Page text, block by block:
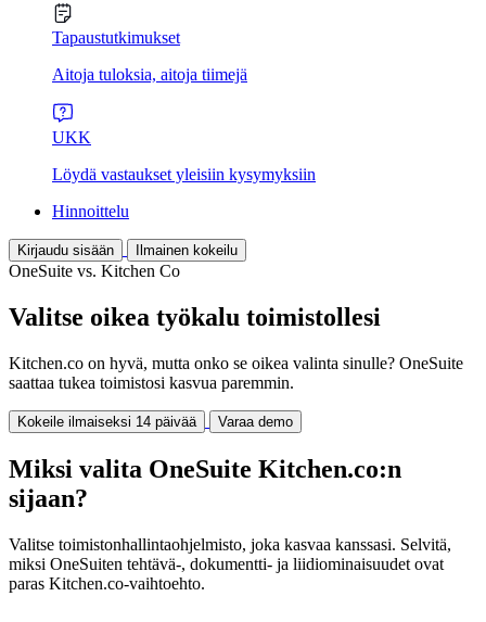
Tapaustutkimukset
Aitoja tuloksia, aitoja tiimejä
UKK
Löydä vastaukset yleisiin kysymyksiin
Hinnoittelu
Kirjaudu sisään Ilmainen kokeilu
OneSuite vs. Kitchen Co
Valitse oikea työkalu toimistollesi
Kitchen.co on hyvä, mutta onko se oikea valinta sinulle? OneSuite
saattaa tukea toimistosi kasvua paremmin.
Kokeile ilmaiseksi 14 päivää Varaa demo
Miksi valita OneSuite Kitchen.co:n
sijaan?
Valitse toimistonhallintaohjelmisto, joka kasvaa kanssasi. Selvitä,
miksi OneSuiten tehtävä-, dokumentti- ja liidiominaisuudet ovat
paras Kitchen.co-vaihtoehto.